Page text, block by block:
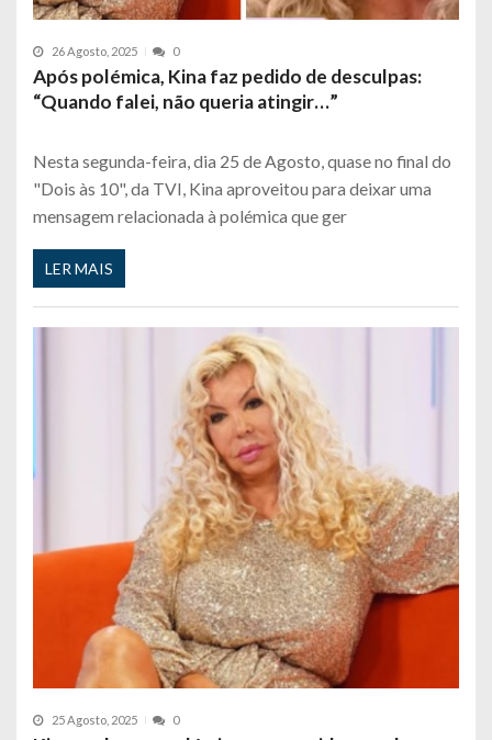
26 Agosto, 2025 0
Após polémica, Kina faz pedido de desculpas:
“Quando falei, não queria atingir…”
Nesta segunda-feira, dia 25 de Agosto, quase no final do
"Dois às 10", da TVI, Kina aproveitou para deixar uma
mensagem relacionada à polémica que ger
LER MAIS
25 Agosto, 2025 0